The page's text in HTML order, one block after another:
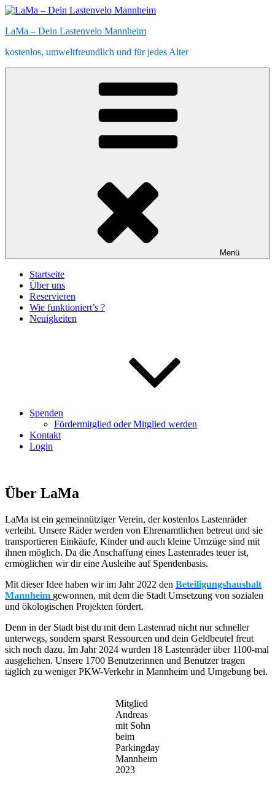
Zum
springen
LaMa – Dein Lastenvelo Mannheim
kostenlos, umweltfreundlich und für jedes Alter
Menü
Startseite
Über uns
Reservieren
Wie funktioniert’s ?
Neuigkeiten
Spenden
Fördermitglied oder Mitglied werden
Kontakt
Login
Über LaMa
LaMa ist ein gemeinnütziger Verein, der kostenlos Lastenräder
verleiht. Unsere Räder werden von Ehrenamtlichen betreut und sie
transportieren Einkäufe, Kinder und auch kleine Umzüge sind mit
ihnen möglich. Da die Anschaffung eines Lastenrades teuer ist,
ermöglichen wir dir eine Ausleihe auf Spendenbasis.
Mit dieser Idee haben wir im Jahr 2022 den Beteiligungshaushalt
Mannheim gewonnen, mit dem die Stadt Umsetzung von sozialen
und ökologischen Projekten fördert.
Denn in der Stadt bist du mit dem Lastenrad nicht nur schneller
unterwegs, sondern sparst Ressourcen und dein Geldbeutel freut
sich noch dazu. Im Jahr 2024 wurden 18 Lastenräder über 1100-mal
ausgeliehen. Unsere 1700 Benutzerinnen und Benutzer tragen
täglich zu weniger PKW-Verkehr in Mannheim und Umgebung bei.
Mitglied
Andreas
mit Sohn
beim
Parkingday
Mannheim
2023